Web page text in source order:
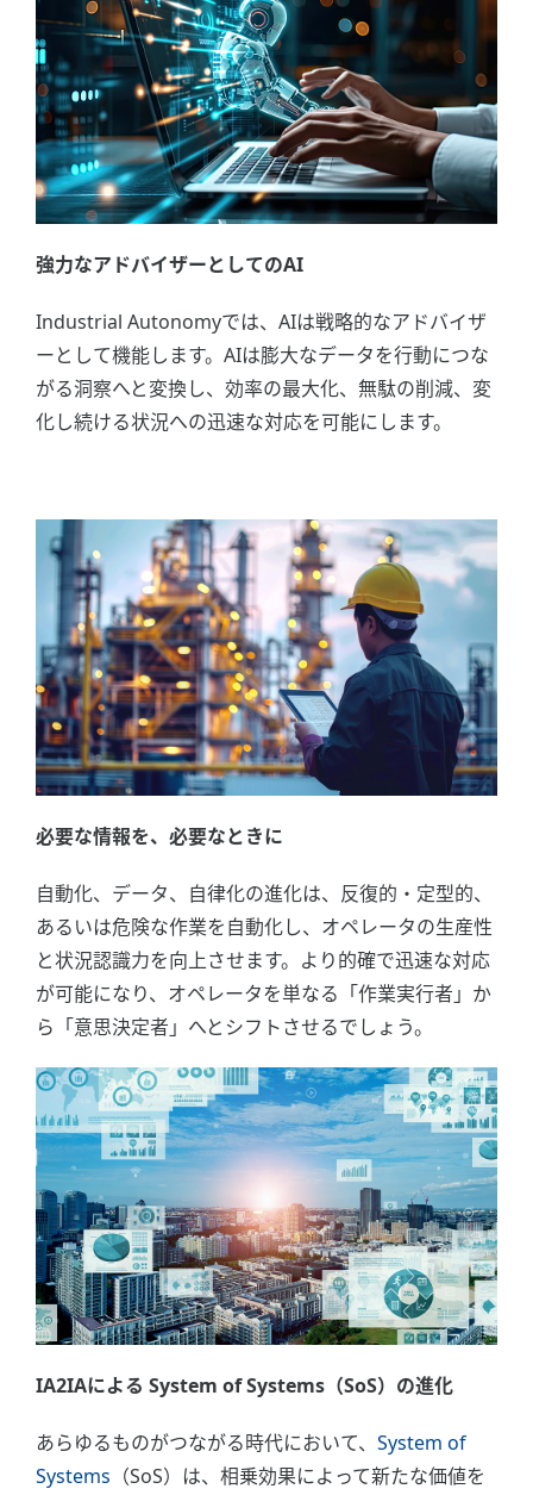
強力なアドバイザーとしてのAI
Industrial Autonomyでは、AIは戦略的なアドバイザ
ーとして機能します。AIは膨大なデータを行動につな
がる洞察へと変換し、効率の最大化、無駄の削減、変
化し続ける状況への迅速な対応を可能にします。
必要な情報を、必要なときに
自動化、データ、自律化の進化は、反復的・定型的、
あるいは危険な作業を自動化し、オペレータの生産性
と状況認識力を向上させます。より的確で迅速な対応
が可能になり、オペレータを単なる「作業実行者」か
ら「意思決定者」へとシフトさせるでしょう。
IA2IAによる System of Systems（SoS）の進化
あらゆるものがつながる時代において、 System of
Systems （SoS）は、相乗効果によって新たな価値を